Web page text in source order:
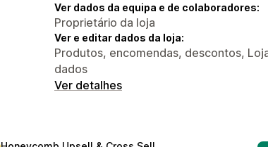
Ver dados da equipa e de colaboradores:
Proprietário da loja
Ver e editar dados da loja:
Produtos, encomendas, descontos,
dados
Ver detalhes